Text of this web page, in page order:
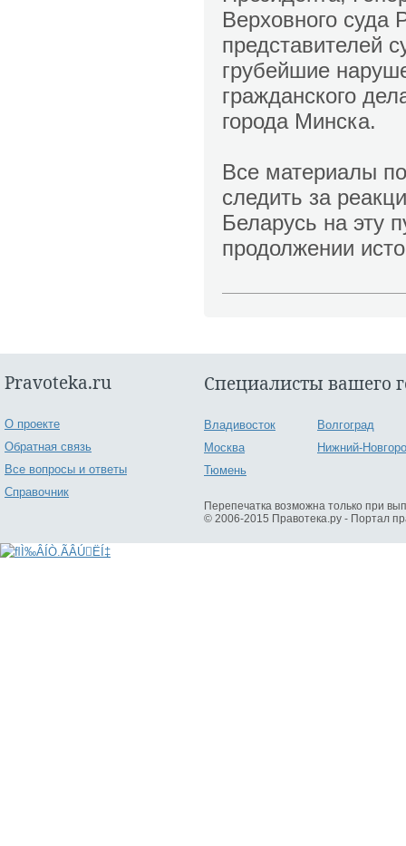
Верховного суда
представителей
грубейшие
гражданского
города Минска.
Все материалы
следить за
Беларусь на эту
продолжении
Pravoteka.ru
О проекте
Обратная связь
Все вопросы и ответы
Справочник
Специалисты вашего
Владивосток
Волгоград
Москва
Нижний-
Тюмень
Перепечатка возможна только при
© 2006-2015 Правотека.ру - Портал